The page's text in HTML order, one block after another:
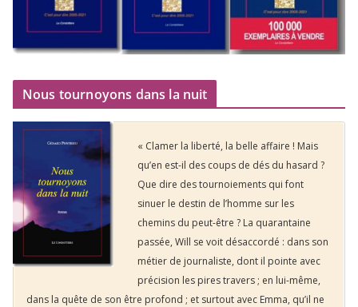
Nous tournoyons dans la nuit
« Clamer la liberté, la belle affaire ! Mais
qu’en est-il des coups de dés du hasard ?
Que dire des tournoiements qui font
sinuer le destin de l’homme sur les
chemins du peut-être ? La quarantaine
passée, Will se voit désaccordé : dans son
métier de journaliste, dont il pointe avec
précision les pires travers ; en lui-même,
dans la quête de son être profond ; et surtout avec Emma, qu’il ne